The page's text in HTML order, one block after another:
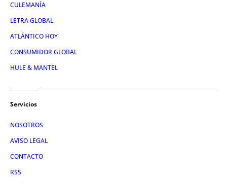
CULEMANÍA
LETRA GLOBAL
ATLÁNTICO HOY
CONSUMIDOR GLOBAL
HULE & MANTEL
Servicios
NOSOTROS
AVISO LEGAL
CONTACTO
RSS